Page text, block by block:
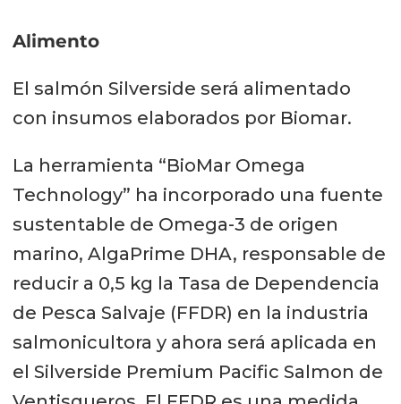
Alimento
El salmón Silverside será alimentado
con insumos elaborados por Biomar.
La herramienta “BioMar Omega
Technology” ha incorporado una fuente
sustentable de Omega-3 de origen
marino, AlgaPrime DHA, responsable de
reducir a 0,5 kg la Tasa de Dependencia
de Pesca Salvaje (FFDR) en la industria
salmonicultora y ahora será aplicada en
el Silverside Premium Pacific Salmon de